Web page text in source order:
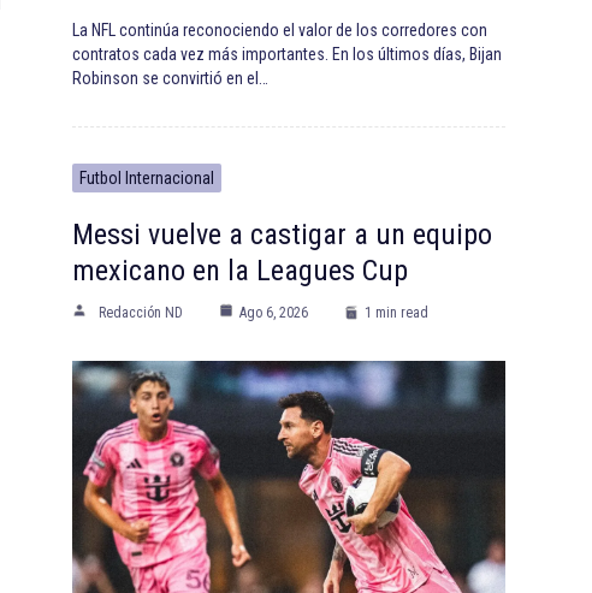
La NFL continúa reconociendo el valor de los corredores con
contratos cada vez más importantes. En los últimos días, Bijan
Robinson se convirtió en el…
Futbol Internacional
Messi vuelve a castigar a un equipo
mexicano en la Leagues Cup
Redacción ND Ago 6, 2026 1 min read